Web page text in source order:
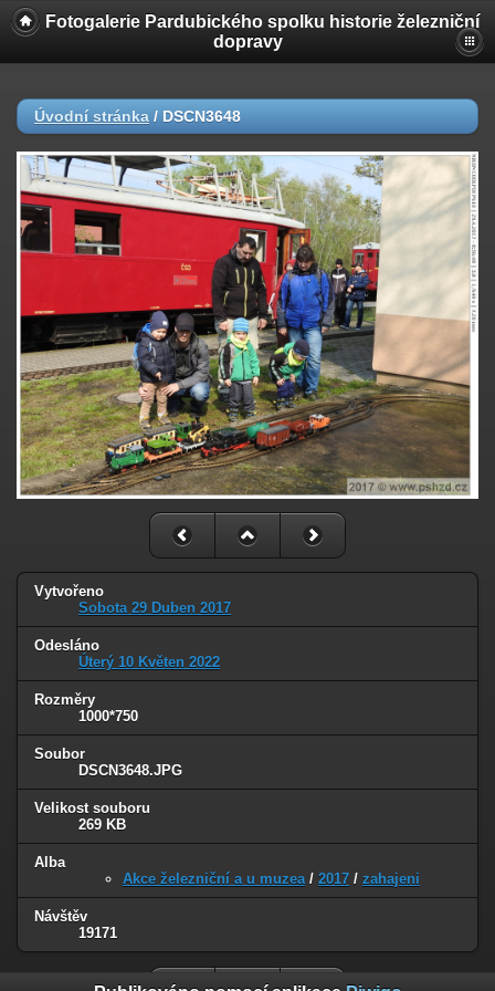
Fotogalerie Pardubického spolku historie železniční
dopravy
Úvodní stránka / DSCN3648
Vytvořeno
Sobota 29 Duben 2017
Odesláno
Úterý 10 Květen 2022
Rozměry
1000*750
Soubor
DSCN3648.JPG
Velikost souboru
269 KB
Alba
Akce železniční a u muzea / 2017 / zahajeni
Návštěv
19171